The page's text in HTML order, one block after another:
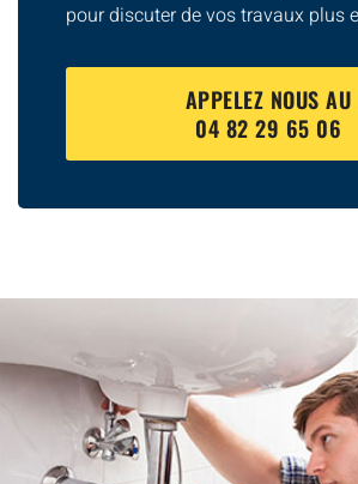
pour discuter de vos travaux plus
APPELEZ NOUS AU
04 82 29 65 06